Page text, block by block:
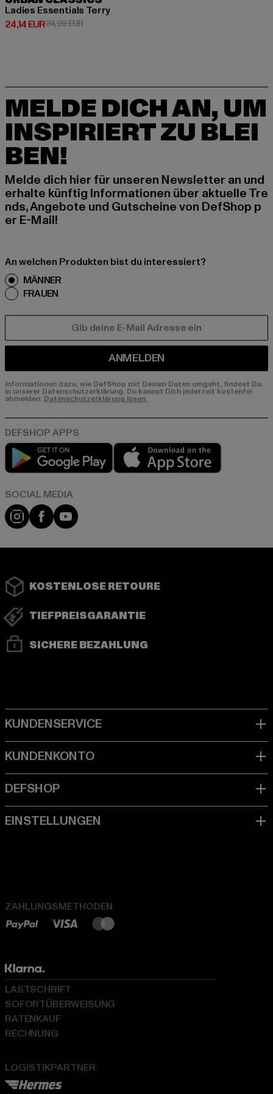
Ladies Essentials Terry
24,14 EUR
Derzeitiger Preis: 24,14 EUR
34,99 EURAktionspreis: 34,99 EUR
MELDE DICH AN, UM
INSPIRIERT ZU BLEI
BEN!
Melde dich hier für unseren Newsletter an und
erhalte künftig Informationen über aktuelle Tre
nds, Angebote und Gutscheine von DefShop p
er E-Mail!
An welchen Produkten bist du interessiert?
MÄNNER
FRAUEN
ANMELDEN
Informationen dazu, wie DefShop mit Deinen Daten umgeht, findest Du
in unserer Datenschutzerklärung. Du kannst Dich jederzeit kostenfei
abmelden.Datenschutzerklärung lesen.
Play market
Instagram
FacebookYouTube
KOSTENLOSE RETOURE
TIEFPREISGARANTIE
SICHERE BEZAHLUNG
ZAHLUNGSMETHODEN
LOGISTIKPARTNER
LASTSCHRIFT
SOFORTÜBERWEISUNG
RATENKAUF
RECHNUNG